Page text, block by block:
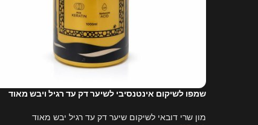
שמפו לשיקום אינטנסיבי לשיער דק עד רגיל ויבש מאוד
מון שרי דובאי לשיקום שיער דק עד רגיל יבש מאוד